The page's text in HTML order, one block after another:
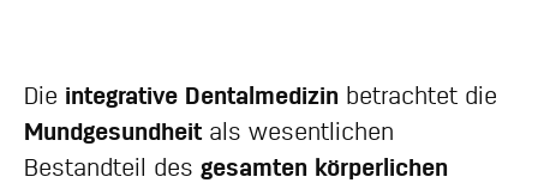
Die integrative Dentalmedizin betrachtet die
Mundgesundheit als wesentlichen
Bestandteil des gesamten körperlichen